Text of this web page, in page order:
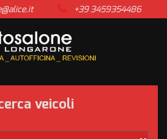
+39 3459354486
veicoli